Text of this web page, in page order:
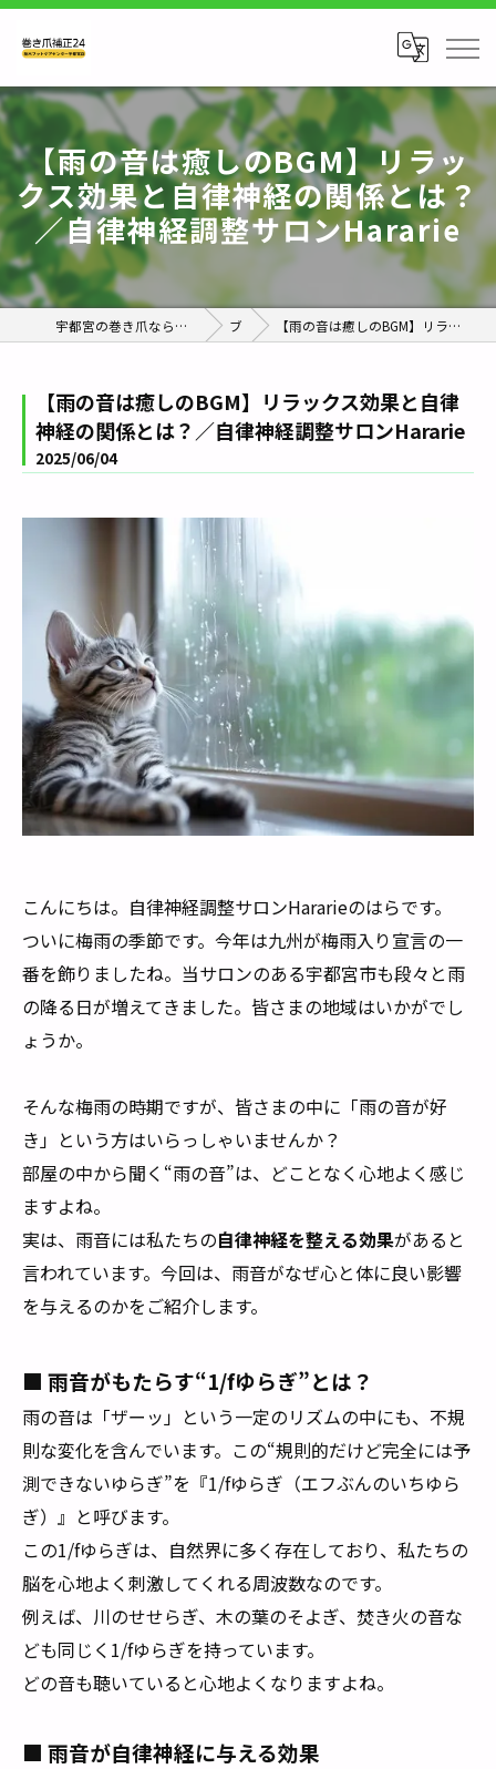
【雨の音は癒しのBGM】リラッ
クス効果と自律神経の関係とは？
／自律神経調整サロンHararie
宇都宮の巻き爪なら巻き爪補正24栃木フットケアセンター宇都宮店 ブログ 【雨の音は癒しのBGM】リラックス効果と自律神経の関係とは？／自律神経調整サロンHararie
【雨の音は癒しのBGM】リラックス効果と自律
神経の関係とは？／自律神経調整サロンHararie
2025/06/04
こんにちは。自律神経調整サロンHararieのはらです。
ついに梅雨の季節です。今年は九州が梅雨入り宣言の一
番を飾りましたね。当サロンのある宇都宮市も段々と雨
の降る日が増えてきました。皆さまの地域はいかがでし
ょうか。
そんな梅雨の時期ですが、皆さまの中に「雨の音が好
き」という方はいらっしゃいませんか？
部屋の中から聞く“雨の音”は、どことなく心地よく感じ
ますよね。
実は、雨音には私たちの自律神経を整える効果があると
言われています。今回は、雨音がなぜ心と体に良い影響
を与えるのかをご紹介します。
■ 雨音がもたらす“1/fゆらぎ”とは？
雨の音は「ザーッ」という一定のリズムの中にも、不規
則な変化を含んでいます。この“規則的だけど完全には予
測できないゆらぎ”を『1/fゆらぎ（エフぶんのいちゆら
ぎ）』と呼びます。
この1/fゆらぎは、自然界に多く存在しており、私たちの
脳を心地よく刺激してくれる周波数なのです。
例えば、川のせせらぎ、木の葉のそよぎ、焚き火の音な
ども同じく1/fゆらぎを持っています。
どの音も聴いていると心地よくなりますよね。
■ 雨音が自律神経に与える効果